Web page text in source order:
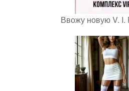
Ввожу новую V. I.